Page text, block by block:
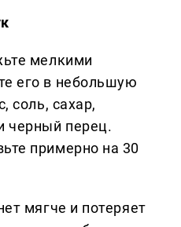
мелкими
его в небольшую
соль, сахар,
черный перец.
примерно на 30
мягче и потеряет